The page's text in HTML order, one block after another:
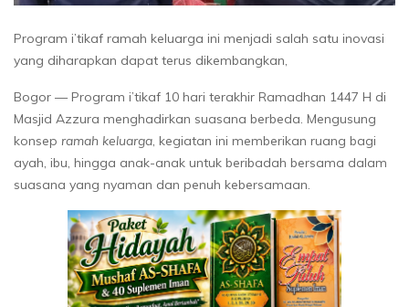
Program i’tikaf ramah keluarga ini menjadi salah satu inovasi
yang diharapkan dapat terus dikembangkan,
Bogor — Program i’tikaf 10 hari terakhir Ramadhan 1447 H di
Masjid Azzura menghadirkan suasana berbeda. Mengusung
konsep ramah keluarga , kegiatan ini memberikan ruang bagi
ayah, ibu, hingga anak-anak untuk beribadah bersama dalam
suasana yang nyaman dan penuh kebersamaan.